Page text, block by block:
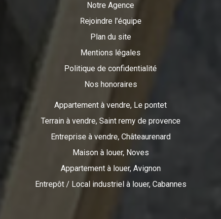
Notre Agence
Rejoindre l'équipe
Plan du site
Mentions légales
Politique de confidentialité
Nos honoraires
Appartement à vendre, Le pontet
Terrain à vendre, Saint remy de provence
Entreprise à vendre, Châteaurenard
Maison à louer, Noves
Appartement à louer, Avignon
Entrepôt / Local industriel à louer, Cabannes